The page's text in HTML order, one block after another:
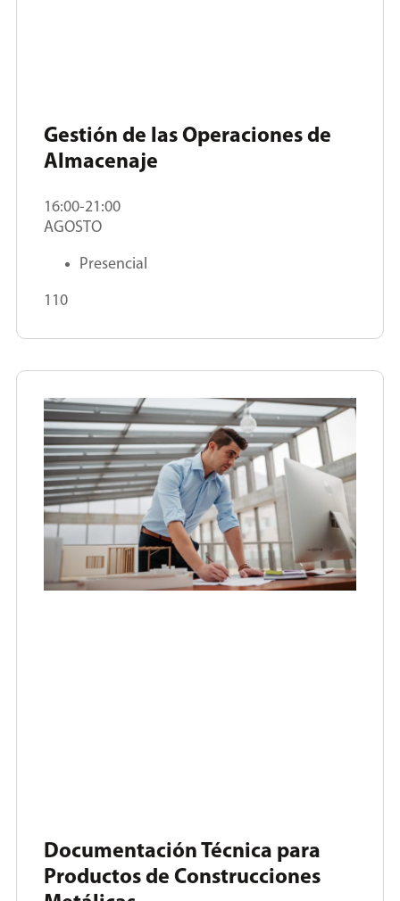
Gestión de las Operaciones de
Almacenaje
16:00-21:00
AGOSTO
Presencial
110
Documentación Técnica para
Productos de Construcciones